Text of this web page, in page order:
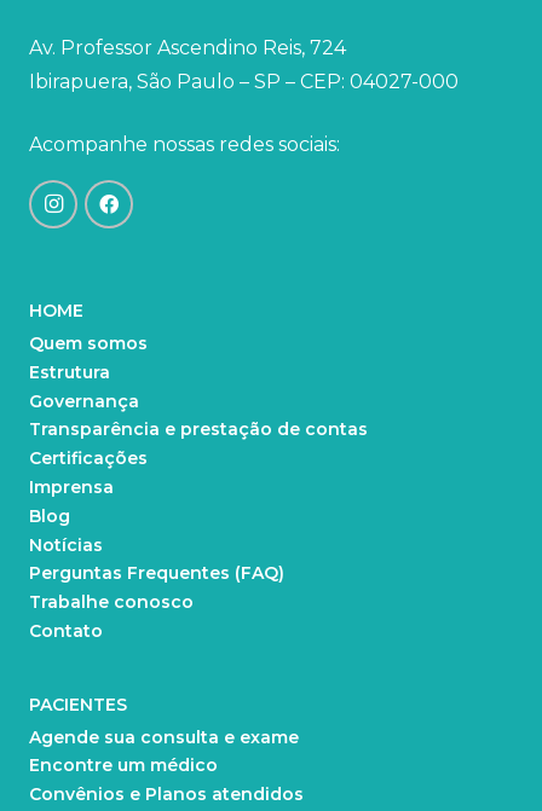
Av. Professor Ascendino Reis, 724
Ibirapuera, São Paulo – SP – CEP: 04027-000
Acompanhe nossas redes sociais:
HOME
Quem somos
Estrutura
Governança
Transparência e prestação de contas
Certificações
Imprensa
Blog
Notícias
Perguntas Frequentes (FAQ)
Trabalhe conosco
Contato
PACIENTES
Agende sua consulta e exame
Encontre um médico
Convênios e Planos atendidos